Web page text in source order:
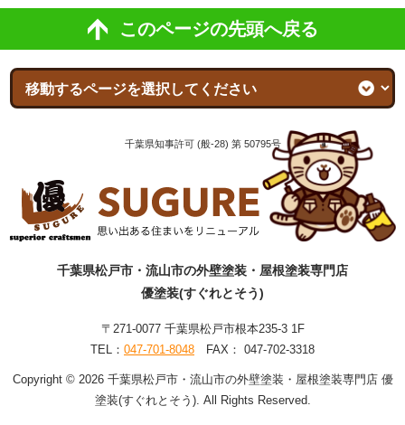
このページの先頭へ戻る
千葉県知事許可 (般-28) 第 50795号
千葉県松戸市・流山市の外壁塗装・屋根塗装専門店
優塗装(すぐれとそう)
〒271-0077 千葉県松戸市根本235-3 1F
TEL： 047-701-8048 FAX： 047-702-3318
Copyright © 2026 千葉県松戸市・流山市の外壁塗装・屋根塗装専門店 優
塗装(すぐれとそう). All Rights Reserved.